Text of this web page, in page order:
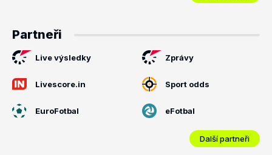
Partneři
Live výsledky Zprávy
Livescore.in Sport odds
EuroFotbal eFotbal
Další partneři